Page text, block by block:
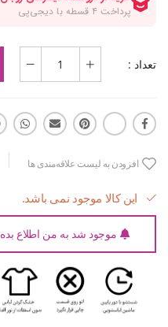
تعداد :
افزودن به لیست علاقه‌مندی ها
این کالا موجود نمی باشد.
موجود شد به من اطلاع بده